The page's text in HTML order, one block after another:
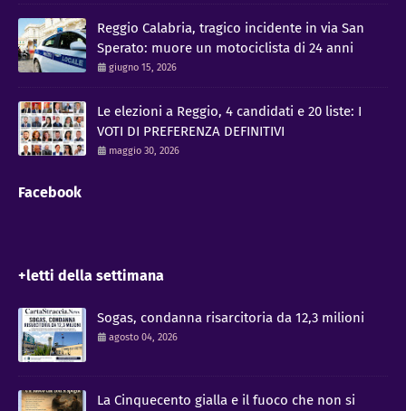
Reggio Calabria, tragico incidente in via San
Sperato: muore un motociclista di 24 anni
giugno 15, 2026
Le elezioni a Reggio, 4 candidati e 20 liste: I
VOTI DI PREFERENZA DEFINITIVI
maggio 30, 2026
Facebook
+letti della settimana
Sogas, condanna risarcitoria da 12,3 milioni
agosto 04, 2026
La Cinquecento gialla e il fuoco che non si